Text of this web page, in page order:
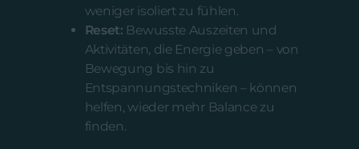
weniger isoliert zu fühlen.
Reset: Bewusste Auszeiten und
Aktivitäten, die Energie geben – von
Bewegung bis hin zu
Entspannungstechniken – können
helfen, wieder mehr Balance zu
finden.